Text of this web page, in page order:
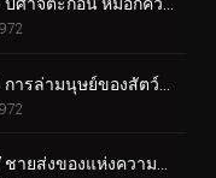
ตอนที่ 87 ชายส่งของแห่งความตายของเจล-ช็อคเกอร์